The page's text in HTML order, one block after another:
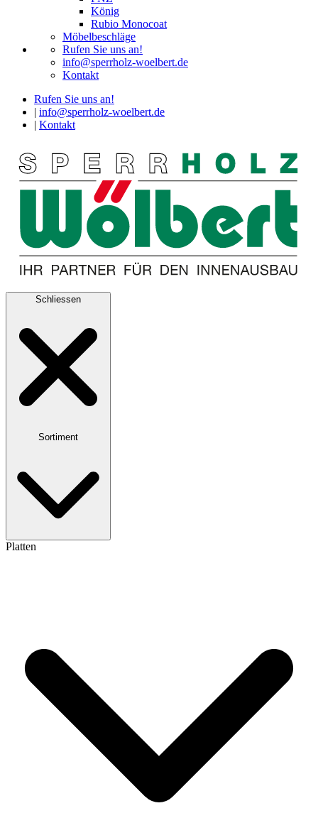
König
Rubio Monocoat
Möbelbeschläge
Rufen Sie uns an!
info@sperrholz-woelbert.de
Kontakt
Rufen Sie uns an!
info@sperrholz-woelbert.de
Kontakt
Schliessen
Sortiment
Platten